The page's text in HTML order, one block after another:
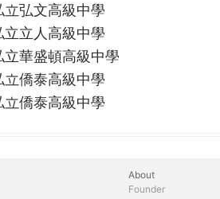
立弘文高級中學
立立人高級中學
立華盛頓高級中學
立僑泰高級中學
立僑泰高級中學
About
Founder